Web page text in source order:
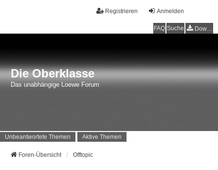
Anmelden
Registrieren
FAQ Suche Downloads
Die Oberklasse
Das unabhängige Loewe Forum
Unbeantwortete Themen Aktive Themen
Foren-Übersicht Offtopic